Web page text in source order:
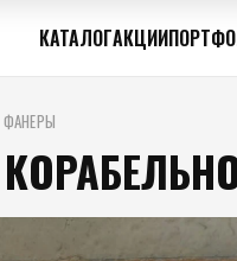
КАТАЛОГАКЦИИ